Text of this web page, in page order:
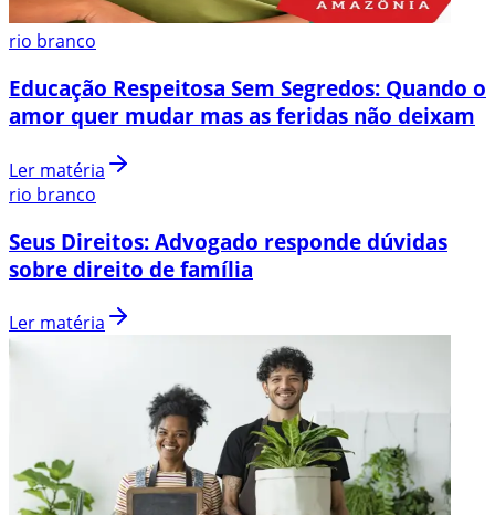
rio branco
Educação Respeitosa Sem Segredos: Quando o
amor quer mudar mas as feridas não deixam
Ler matéria
rio branco
Seus Direitos: Advogado responde dúvidas
sobre direito de família
Ler matéria